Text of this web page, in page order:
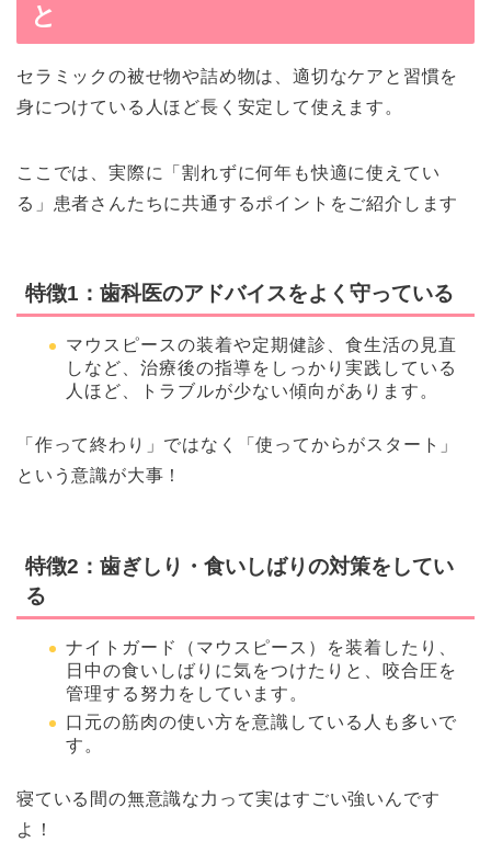
と
セラミックの被せ物や詰め物は、適切なケアと習慣を
身につけている人ほど長く安定して使えます。
ここでは、実際に「割れずに何年も快適に使えてい
る」患者さんたちに共通するポイントをご紹介します
特徴1：歯科医のアドバイスをよく守っている
マウスピースの装着や定期健診、食生活の見直
しなど、治療後の指導をしっかり実践している
人ほど、トラブルが少ない傾向があります。
「作って終わり」ではなく「使ってからがスタート」
という意識が大事！
特徴2：歯ぎしり・食いしばりの対策をしてい
る
ナイトガード（マウスピース）を装着したり、
日中の食いしばりに気をつけたりと、咬合圧を
管理する努力をしています。
口元の筋肉の使い方を意識している人も多いで
す。
寝ている間の無意識な力って実はすごい強いんです
よ！